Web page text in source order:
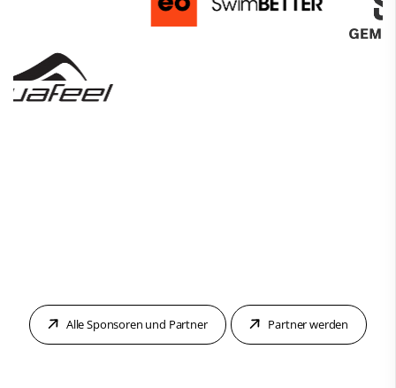
Alle Sponsoren und Partner Partner werden